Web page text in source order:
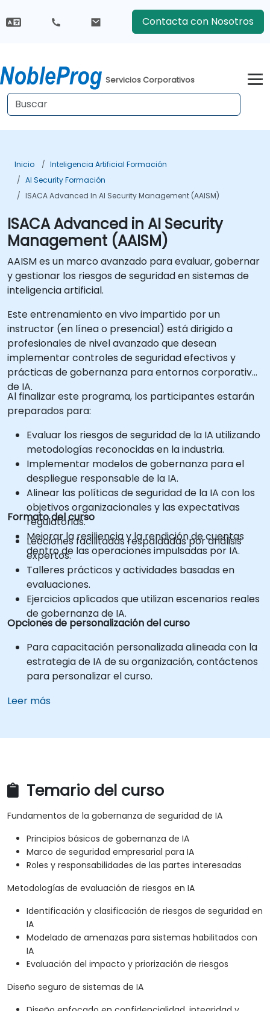
Contacta con Nosotros
Servicios Corporativos
Inicio
Inteligencia Artificial Formación
AI Security Formación
ISACA Advanced In AI Security Management (AAISM)
ISACA Advanced in AI Security
Management (AAISM)
AAISM es un marco avanzado para evaluar, gobernar
y gestionar los riesgos de seguridad en sistemas de
inteligencia artificial.
Este entrenamiento en vivo impartido por un
instructor (en línea o presencial) está dirigido a
profesionales de nivel avanzado que desean
implementar controles de seguridad efectivos y
prácticas de gobernanza para entornos corporativos
de IA.
Al finalizar este programa, los participantes estarán
preparados para:
Evaluar los riesgos de seguridad de la IA utilizando
metodologías reconocidas en la industria.
Implementar modelos de gobernanza para el
despliegue responsable de la IA.
Alinear las políticas de seguridad de la IA con los
objetivos organizacionales y las expectativas
regulatorias.
Mejorar la resiliencia y la rendición de cuentas
dentro de las operaciones impulsadas por IA.
Formato del curso
Lecciones facilitadas respaldadas por análisis
expertos.
Talleres prácticos y actividades basadas en
evaluaciones.
Ejercicios aplicados que utilizan escenarios reales
de gobernanza de IA.
Opciones de personalización del curso
Para capacitación personalizada alineada con la
estrategia de IA de su organización, contáctenos
para personalizar el curso.
Leer más
Temario del curso
Fundamentos de la gobernanza de seguridad de IA
Principios básicos de gobernanza de IA
Marco de seguridad empresarial para IA
Roles y responsabilidades de las partes interesadas
Metodologías de evaluación de riesgos en IA
Identificación y clasificación de riesgos de seguridad en
IA
Modelado de amenazas para sistemas habilitados con
IA
Evaluación del impacto y priorización de riesgos
Diseño seguro de sistemas de IA